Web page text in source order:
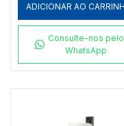
ADICIONAR AO
Consulte-nos pelo
WhatsApp